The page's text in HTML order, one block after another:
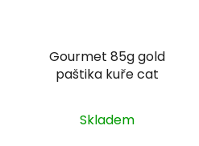
Gourmet 85g gold
paštika kuře cat
Skladem